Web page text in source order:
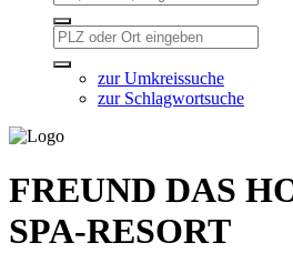
zur Umkreissuche
zur Schlagwortsuche
FREUND DAS
SPA-RESORT